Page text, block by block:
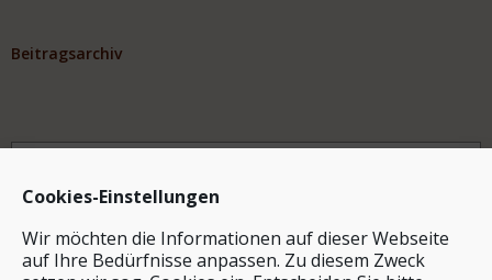
Cookies-Einstellungen
Wir möchten die Informationen auf dieser Webseite
auf Ihre Bedürfnisse anpassen. Zu diesem Zweck
Beitragsarchiv
Archiv